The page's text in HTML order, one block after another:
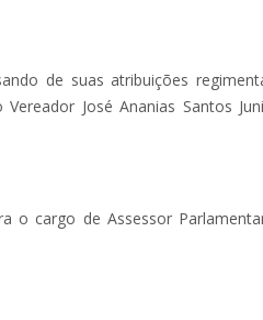
de suas atribuições
José Ananias Santos
o cargo de Assessor